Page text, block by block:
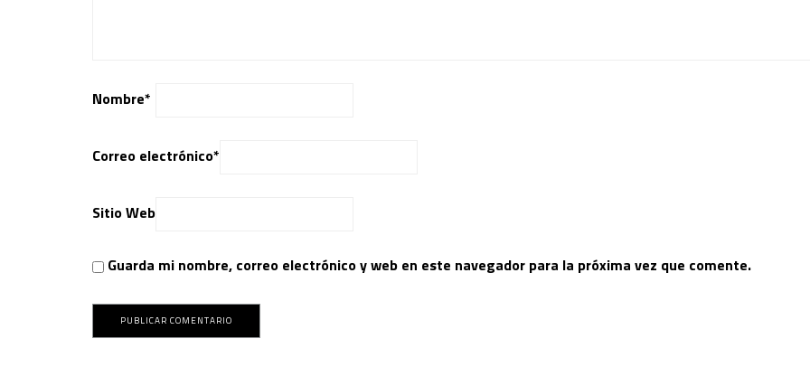
Nombre*
Correo electrónico*
Sitio Web
Guarda mi nombre, correo electrónico y web en este navegador para la próxima vez que comente.